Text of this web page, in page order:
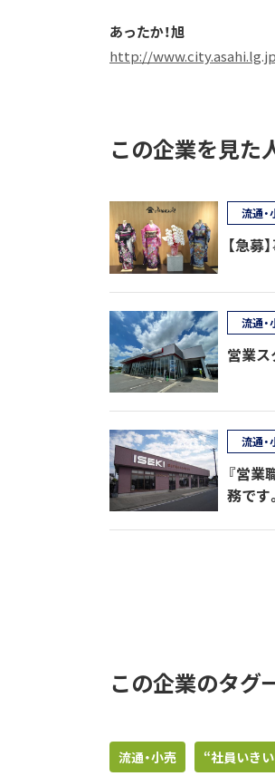
あったか！旭
http://
この企業を見た
【急募
流通・
営業ス
流通・
『営
務です
流通・
この企業のタグ
流通・小売 “社員いき